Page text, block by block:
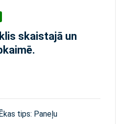
skaistajā un
tips: Paneļu